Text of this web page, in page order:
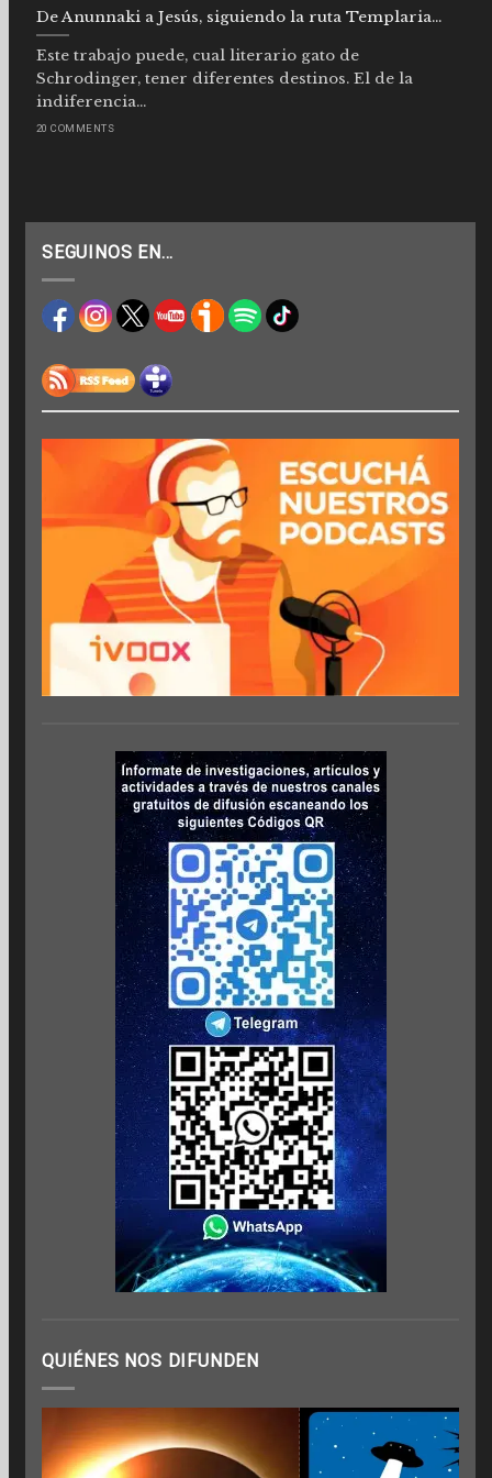
De Anunnaki a Jesús, siguiendo la ruta Templaria…
Este trabajo puede, cual literario gato de
Schrodinger, tener diferentes destinos. El de la
indiferencia...
20 COMMENTS
SEGUINOS EN…
QUIÉNES NOS DIFUNDEN